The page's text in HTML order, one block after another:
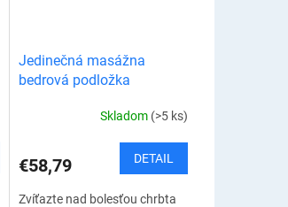
Jedinečná masážna
bedrová podložka
Skladom (>5 ks)
€58,79 DETAIL
Zvíťazte nad bolesťou chrbta